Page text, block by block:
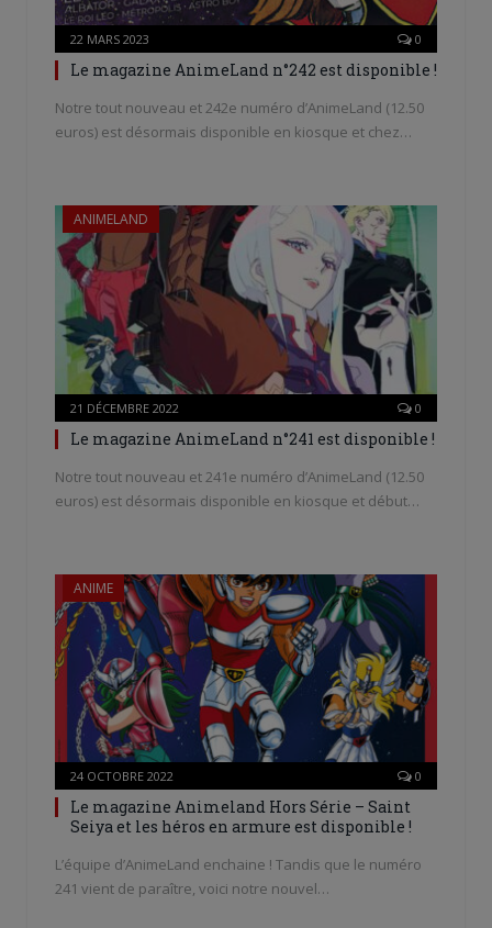
22 MARS 2023 0
Le magazine AnimeLand n°242 est disponible !
Notre tout nouveau et 242e numéro d’AnimeLand (12.50
euros) est désormais disponible en kiosque et chez…
ANIMELAND
21 DÉCEMBRE 2022 0
Le magazine AnimeLand n°241 est disponible !
Notre tout nouveau et 241e numéro d’AnimeLand (12.50
euros) est désormais disponible en kiosque et début…
ANIME
24 OCTOBRE 2022 0
Le magazine Animeland Hors Série – Saint
Seiya et les héros en armure est disponible !
L’équipe d’AnimeLand enchaine ! Tandis que le numéro
241 vient de paraître, voici notre nouvel…